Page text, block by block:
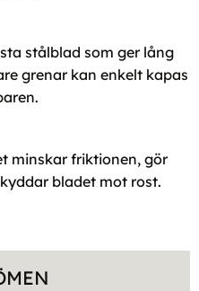
stålblad som ger lång
grenar kan enkelt kapas
minskar friktionen, gör
bladet mot rost.